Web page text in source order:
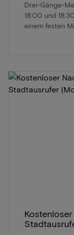
Drei-Gänge-
18:00 und
einem festen